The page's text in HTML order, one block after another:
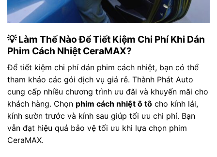
💡 Làm Thế Nào Để Tiết Kiệm Chi Phí Khi Dán
Phim Cách Nhiệt CeraMAX?
Để tiết kiệm chi phí dán phim cách nhiệt, bạn có thể
tham khảo các gói dịch vụ giá rẻ. Thành Phát Auto
cung cấp nhiều chương trình ưu đãi và khuyến mãi cho
khách hàng. Chọn phim cách nhiệt ô tô cho kính lái,
kính sườn trước và kính sau giúp tối ưu chi phí. Bạn
vẫn đạt hiệu quả bảo vệ tối ưu khi lựa chọn phim
CeraMAX.